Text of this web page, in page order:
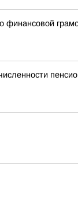
финансовой